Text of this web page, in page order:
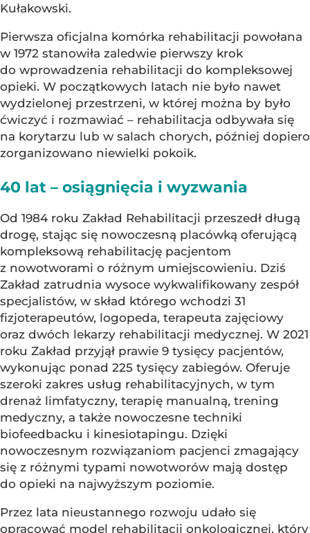
Kułakowski.
Pierwsza oficjalna komórka rehabilitacji powołana
w 1972 stanowiła zaledwie pierwszy krok
do wprowadzenia rehabilitacji do kompleksowej
opieki. W początkowych latach nie było nawet
wydzielonej przestrzeni, w której można by było
ćwiczyć i rozmawiać – rehabilitacja odbywała się
na korytarzu lub w salach chorych, później dopiero
zorganizowano niewielki pokoik.
40 lat – osiągnięcia i wyzwania
Od 1984 roku Zakład Rehabilitacji przeszedł długą
drogę, stając się nowoczesną placówką oferującą
kompleksową rehabilitację pacjentom
z nowotworami o różnym umiejscowieniu. Dziś
Zakład zatrudnia wysoce wykwalifikowany zespół
specjalistów, w skład którego wchodzi 31
fizjoterapeutów, logopeda, terapeuta zajęciowy
oraz dwóch lekarzy rehabilitacji medycznej. W 2021
roku Zakład przyjął prawie 9 tysięcy pacjentów,
wykonując ponad 225 tysięcy zabiegów. Oferuje
szeroki zakres usług rehabilitacyjnych, w tym
drenaż limfatyczny, terapię manualną, trening
medyczny, a także nowoczesne techniki
biofeedbacku i kinesiotapingu. Dzięki
nowoczesnym rozwiązaniom pacjenci zmagający
się z różnymi typami nowotworów mają dostęp
do opieki na najwyższym poziomie.
Przez lata nieustannego rozwoju udało się
opracować model rehabilitacji onkologicznej, który